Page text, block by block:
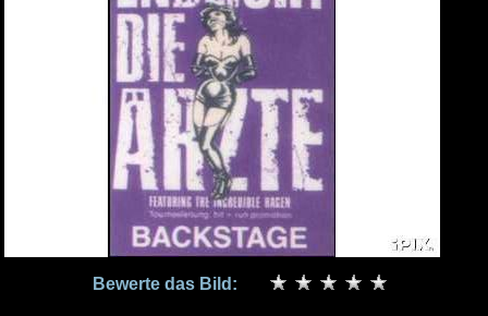
Bewerte das Bild: